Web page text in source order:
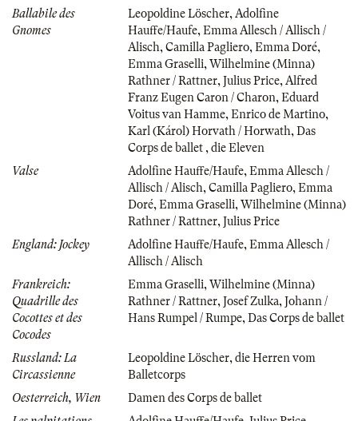
Ballabile des
Gnomes
Leopoldine Löscher, Adolfine
Hauffe/Haufe, Emma Allesch / Allisch /
Alisch, Camilla Pagliero, Emma Doré,
Emma Graselli, Wilhelmine (Minna)
Rathner / Rattner, Julius Price, Alfred
Franz Eugen Caron / Charon, Eduard
Voitus van Hamme, Enrico de Martino,
Karl (Károl) Horvath / Horwath, Das
Corps de ballet , die Eleven
Valse
Adolfine Hauffe/Haufe, Emma Allesch /
Allisch / Alisch, Camilla Pagliero, Emma
Doré, Emma Graselli, Wilhelmine (Minna)
Rathner / Rattner, Julius Price
England: Jockey
Adolfine Hauffe/Haufe, Emma Allesch /
Allisch / Alisch
Frankreich:
Quadrille des
Cocottes et des
Cocodes
Emma Graselli, Wilhelmine (Minna)
Rathner / Rattner, Josef Zulka, Johann /
Hans Rumpel / Rumpe, Das Corps de ballet
Russland: La
Circassienne
Leopoldine Löscher, die Herren vom
Balletcorps
Oesterreich, Wien
Damen des Corps de ballet